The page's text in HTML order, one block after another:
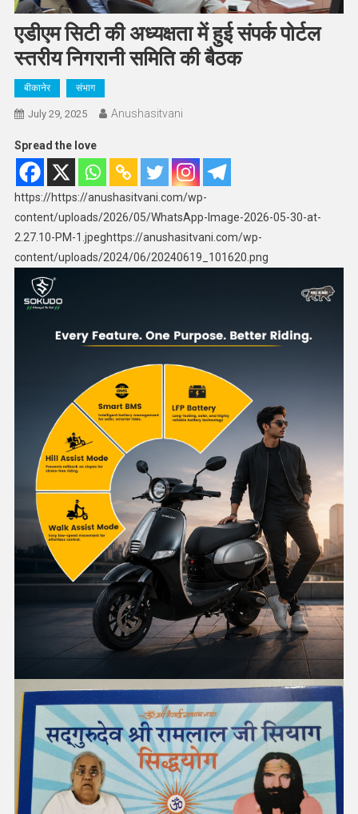
एडीएम सिटी की अध्यक्षता में हुई संपर्क पोर्टल
स्तरीय निगरानी समिति की बैठक
बीकानेर संभाग
July 29, 2025 Anushasitvani
Spread the love
https://https://anushasitvani.com/wp-
content/uploads/2026/05/WhatsApp-Image-2026-05-30-at-
2.27.10-PM-1.jpeghttps://anushasitvani.com/wp-
content/uploads/2024/06/20240619_101620.png